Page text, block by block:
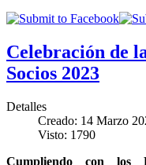
Celebración de
Socios 2023
Detalles
Creado: 14 Marzo
Visto: 1790
Cumpliendo con los